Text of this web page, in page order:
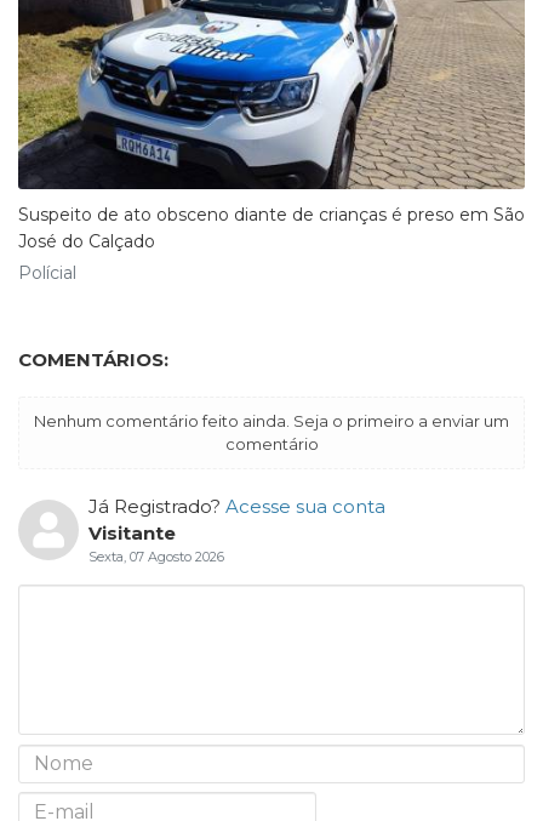
Suspeito de ato obsceno diante de crianças é preso em São
José do Calçado
Polícial
COMENTÁRIOS:
Nenhum comentário feito ainda. Seja o primeiro a enviar um
comentário
Já Registrado? Acesse sua conta
Visitante
Sexta, 07 Agosto 2026